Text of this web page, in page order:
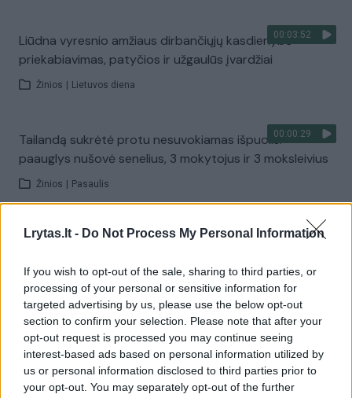
Lrytas.lt - Do Not Process My Personal Information
If you wish to opt-out of the sale, sharing to third parties, or
processing of your personal or sensitive information for
targeted advertising by us, please use the below opt-out
section to confirm your selection. Please note that after your
opt-out request is processed you may continue seeing
interest-based ads based on personal information utilized by
us or personal information disclosed to third parties prior to
your opt-out. You may separately opt-out of the further
00:03:52
Liūdna vyresnio amžiaus dirbančiųjų kasdienybė –
priekabiavimas, patyčios ir užgaulūs įvardžiai
Žinios Lietuvos diena
00:00:29
Tailandą sukrėtė protu nesuvokiamas išpuolis:
paauglys nušovė senelius, 3 mokytojus ir 3 moksleivius
Žinios Pasaulis
00:02:08
Aukštaitijos pučiamųjų orkestras Nyderlanduose
Lietuvos diena
Visi įrašai